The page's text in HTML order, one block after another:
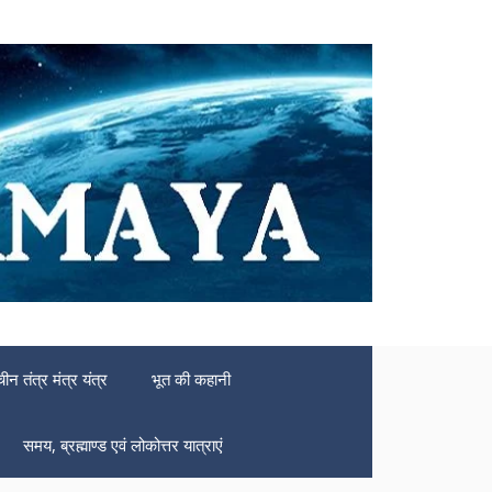
तंत्र मंत्र यंत्र भूत की कहानी
समय, ब्रह्माण्ड एवं लोकोत्तर यात्राएं